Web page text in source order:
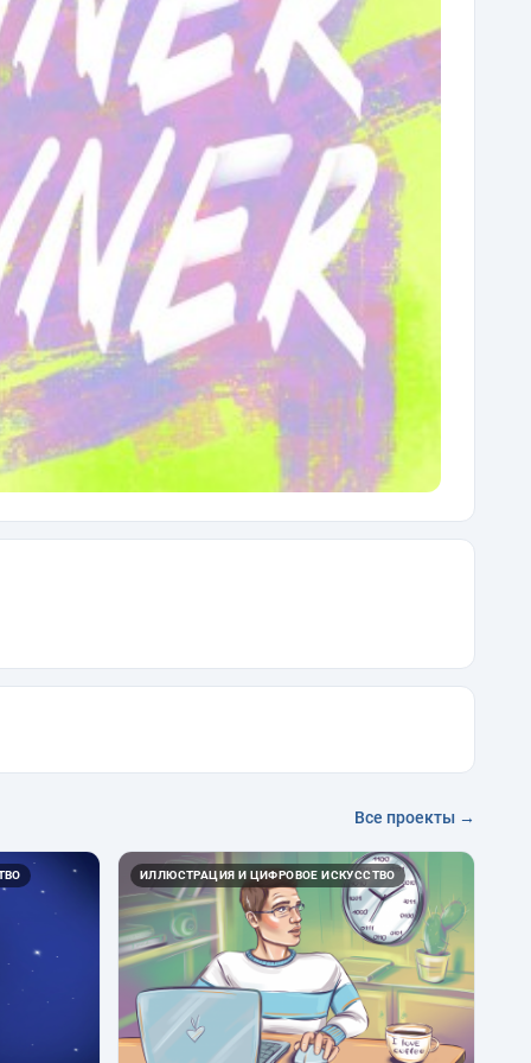
Все проекты →
ИЛЛЮСТРАЦИЯ И ЦИФРОВОЕ ИСКУССТВО